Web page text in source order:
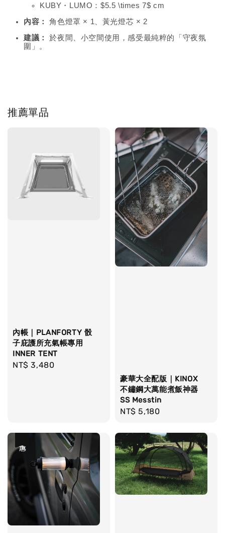
KUBY・LUMO： $5.5 \times 7$ cm
內容：
角色燈罩 × 1、黃光燈芯 × 2
建議：
於夜間、小空間使用，感受最純粹的「守夜氛
圍」。
推薦單品
內帳｜PLANFORTY 骰
子庇護所充氣帳專用
INNER TENT
Regular
NT$ 3,480
豪華大全配版｜KINOX
不鏽鋼大萬能煮飯神器
SS Messtin
Regular
NT$ 5,180